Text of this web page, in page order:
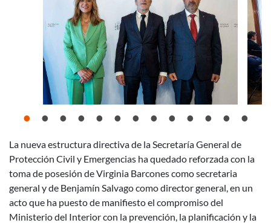
Descripción noticia
La nueva estructura directiva de la Secretaría General de
Protección Civil y Emergencias ha quedado reforzada con la
toma de posesión de Virginia Barcones como secretaria
general y de Benjamín Salvago como director general, en un
acto que ha puesto de manifiesto el compromiso del
Ministerio del Interior con la prevención, la planificación y la